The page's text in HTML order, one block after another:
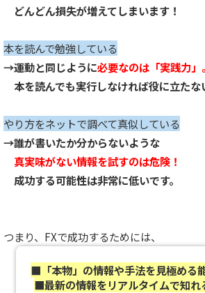
どんどん損失が増えてしまいます！
本を読んで勉強している
→運動と同じように必要なのは「実践力」。
本を読んでも実行しなければ役に立たな
やり方をネットで調べて真似している
→誰が書いたか分からないような
真実味がない情報を試すのは危険！
成功する可能性は非常に低いです。
つまり、FXで成功するためには、
■「本物」の情報や手法を見極める
■最新の情報をリアルタイムで知れ